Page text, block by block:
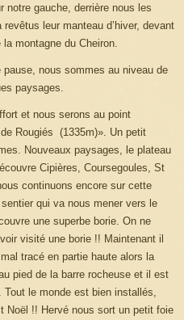
notre gauche, derrière nous les
leur manteau d’hiver, devant
montagne du Cheiron.
pause, nous sommes au niveau de
paysages.
et nous serons au point
Rougiés (1335m)». Un petit
Nouveaux paysages, le plateau
Cipières, Coursegoules, St
continuons encore sur cette
qui va nous mener vers le
une superbe borie. On ne
visité une borie !! Maintenant il
tracé en partie haute alors la
pied de la barre rocheuse et il est
Tout le monde est bien installés,
Noël !! Hervé nous sort un petit foie